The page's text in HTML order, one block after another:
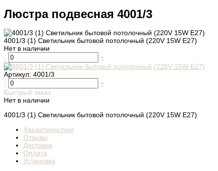
Люстра подвесная 4001/3
4001/3 (1) Светильник бытовой потолочный (220V 15W E27)
Нет в наличии
-
+
Артикул: 4001/3
-
+
Быстрый заказ
Нет в наличии
4001/3 (1) Светильник бытовой потолочный (220V 15W E27)
Характеристики
Отзывы
Доставка
Оплата
Установка